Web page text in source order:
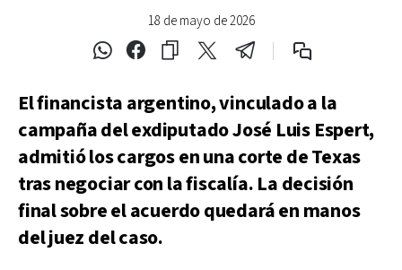
18 de mayo de 2026
El financista argentino, vinculado a la
campaña del exdiputado José Luis Espert,
admitió los cargos en una corte de Texas
tras negociar con la fiscalía. La decisión
final sobre el acuerdo quedará en manos
del juez del caso.